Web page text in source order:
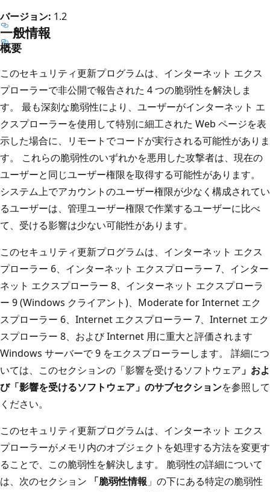
バージョン: 1.2
一般情報
概要
このセキュリティ更新プログラムは、インターネット エクス
プローラーで非公開で報告された 4 つの脆弱性を解決しま
す。 最も深刻な脆弱性により、ユーザーがインターネット エ
クスプローラーを使用して特別に細工された Web ページを表
示した場合に、リモートでコードが実行される可能性がありま
す。 これらの脆弱性のいずれかを悪用した攻撃者は、現在の
ユーザーと同じユーザー権限を取得する可能性があります。
システム上でアカウントのユーザー権限が少なく構成されてい
るユーザーは、管理ユーザー権限で作業するユーザーに比べ
て、受ける影響は少ない可能性があります。
このセキュリティ更新プログラムは、インターネット エクス
プローラー 6、インターネット エクスプローラー 7、インター
ネット エクスプローラー 8、インターネット エクスプローラ
ー 9 (Windows クライアント)、Moderate for Internet エク
スプローラー 6、Internet エクスプローラー 7、Internet エク
スプローラー 8、および Internet 用に重大と評価されます
Windows サーバーで 9 をエクスプローラーします。 詳細につ
いては、このセクションの「影響を受けるソフトウェア 」およ
び「影響を受けるソフトウェア」のサブセクションを参照して
ください。
このセキュリティ更新プログラムは、インターネット エクス
プローラーがメモリ内のオブジェクトを処理する方法を変更す
ることで、この脆弱性を解決します。 脆弱性の詳細について
は、次のセクション
「脆弱性情報 」の下にある特定の脆弱性